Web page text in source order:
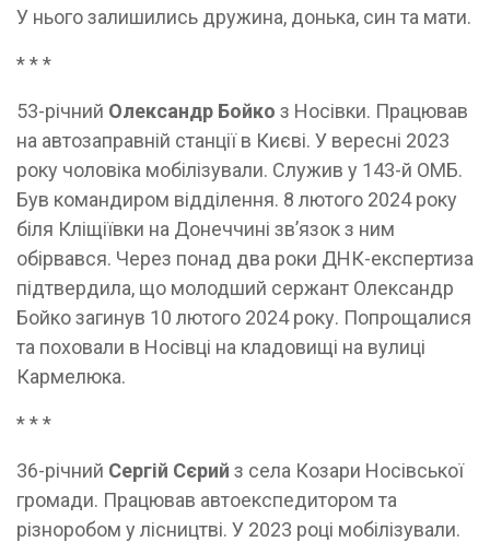
У нього залишились дружина, донька, син та мати.
* * *
53-річний Олександр Бойко з Носівки. Працював
на автозаправній станції в Києві. У вересні 2023
року чоловіка мобілізували. Служив у 143-й ОМБ.
Був командиром відділення. 8 лютого 2024 року
біля Кліщіївки на Донеччині зв’язок з ним
обірвався. Через понад два роки ДНК-експертиза
підтвердила, що молодший сержант Олександр
Бойко загинув 10 лютого 2024 року. Попрощалися
та поховали в Носівці на кладовищі на вулиці
Кармелюка.
* * *
36-річний Сергій Сєрий з села Козари Носівської
громади. Працював автоекспедитором та
різноробом у лісництві. У 2023 році мобілізували.